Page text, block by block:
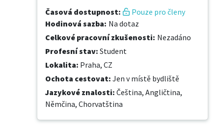
Časová dostupnost:
Pouze pro členy
Hodinová sazba: Na dotaz
Celkové pracovní zkušenosti: Nezadáno
Profesní stav: Student
Lokalita: Praha, CZ
Ochota cestovat: Jen v místě bydliště
Jazykové znalosti: Čeština, Angličtina,
Němčina, Chorvatština